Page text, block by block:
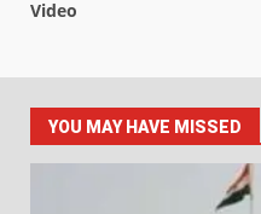
Video
YOU MAY HAVE MISSED